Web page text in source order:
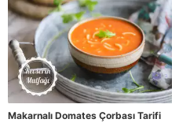
Makarnalı Domates Çorbası Tarifi